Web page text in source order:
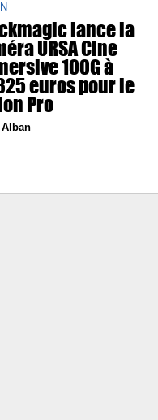
lance la
URSA Cine
100G à
euros pour le
Pro
Alban